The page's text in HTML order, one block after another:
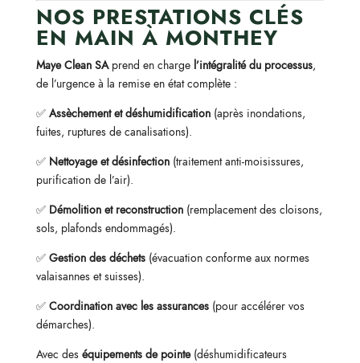
NOS PRESTATIONS CLÉS
EN MAIN À MONTHEY
Maye Clean SAprend en charge l’intégralité du processus,
de l’urgence à la remise en état complète :
✅ Assèchement et déshumidification(après inondations,
fuites, ruptures de canalisations).
✅ Nettoyage et désinfection(traitement anti-moisissures,
purification de l’air).
✅ Démolition et reconstruction(remplacement des cloisons,
sols, plafonds endommagés).
✅ Gestion des déchets(évacuation conforme aux normes
valaisannes et suisses).
✅ Coordination avec les assurances(pour accélérer vos
démarches).
Avec des équipements de pointe(déshumidificateurs